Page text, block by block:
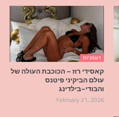
דוגמניות
קאסידי רוז – הכוכבת העולה של
עולם הביקיני פיטנס
והבודי–בילדינג
February 21, 2026